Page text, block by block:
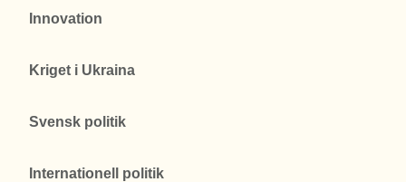
Innovation
Kriget i Ukraina
Svensk politik
Internationell politik